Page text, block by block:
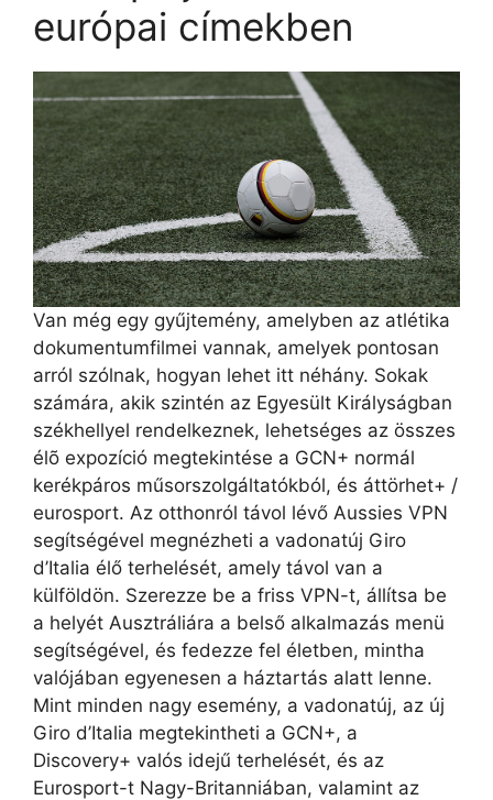
európai címekben
Van még egy gyűjtemény, amelyben az atlétika
dokumentumfilmei vannak, amelyek pontosan
arról szólnak, hogyan lehet itt néhány. Sokak
számára, akik szintén az Egyesült Királyságban
székhellyel rendelkeznek, lehetséges az összes
élõ expozíció megtekintése a GCN+ normál
kerékpáros műsorszolgáltatókból, és áttörhet+ /
eurosport. Az otthonról távol lévő Aussies VPN
segítségével megnézheti a vadonatúj Giro
d’Italia élő terhelését, amely távol van a
külföldön. Szerezze be a friss VPN-t, állítsa be
a helyét Ausztráliára a belső alkalmazás menü
segítségével, és fedezze fel életben, mintha
valójában egyenesen a háztartás alatt lenne.
Mint minden nagy esemény, a vadonatúj, az új
Giro d’Italia megtekintheti a GCN+, a
Discovery+ valós idejű terhelését, és az
Eurosport-t Nagy-Britanniában, valamint az